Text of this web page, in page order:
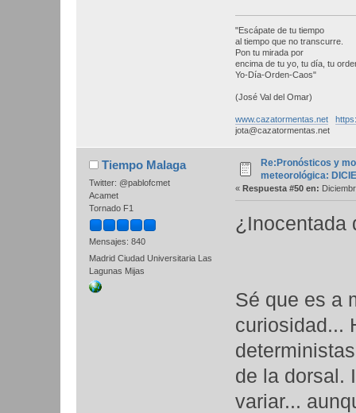
"Escápate de tu tiempo
al tiempo que no transcurre.
Pon tu mirada por
encima de tu yo, tu día, tu
Yo-Día-Orden-Caos"
(José Val del Omar)
www.cazatormentas.net
jota@cazatormentas.net
Tiempo Malaga
Twitter: @pablofcmet
Acamet
Tornado F1
Mensajes: 840
Madrid Ciudad Universitaria Las
Lagunas Mijas
Re:Pronósticos y
meteorológica:
« Respuesta #50 en:
¿Inocentada
Sé que es a
curiosidad...
de la dorsal.
variar...